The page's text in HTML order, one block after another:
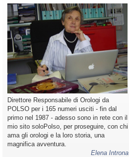
Direttore Responsabile di Orologi da
POLSO per i 165 numeri usciti - fin dal
primo nel 1987 - adesso sono in rete con il
mio sito soloPolso, per proseguire, con chi
ama gli orologi e la loro storia, una
magnifica avventura.
Elena Introna